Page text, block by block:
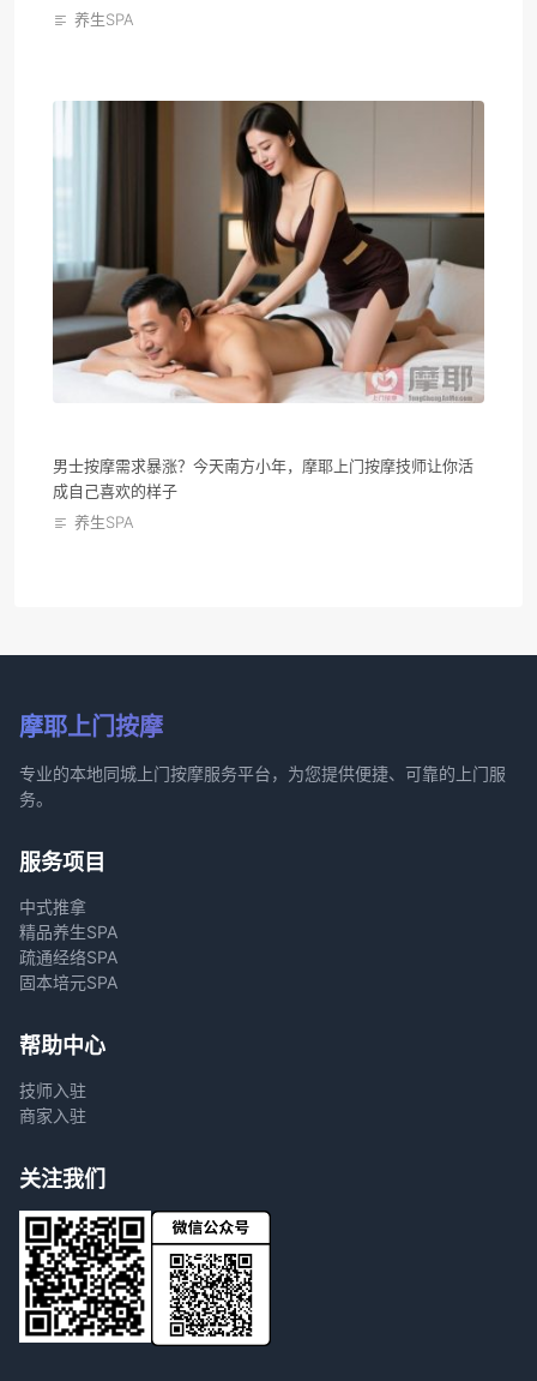
养生SPA
男士按摩需求暴涨？今天南方小年，摩耶上门按摩技师让你活
成自己喜欢的样子
养生SPA
摩耶上门按摩
专业的本地同城上门按摩服务平台，为您提供便捷、可靠的上门服
务。
服务项目
中式推拿
精品养生SPA
疏通经络SPA
固本培元SPA
帮助中心
技师入驻
商家入驻
关注我们